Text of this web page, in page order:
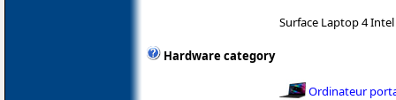
Surface Laptop 4 Intel
Hardware category
Ordinateur